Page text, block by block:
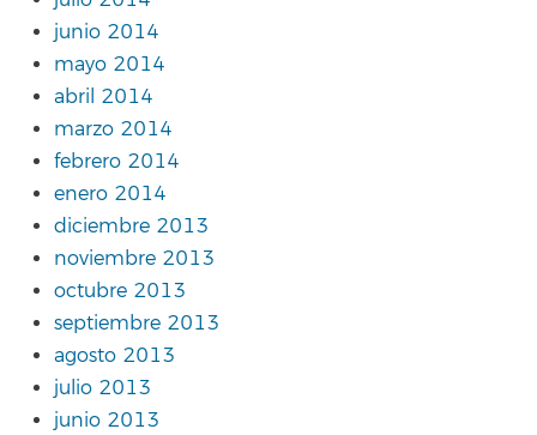
junio 2014
mayo 2014
abril 2014
marzo 2014
febrero 2014
enero 2014
diciembre 2013
noviembre 2013
octubre 2013
septiembre 2013
agosto 2013
julio 2013
junio 2013